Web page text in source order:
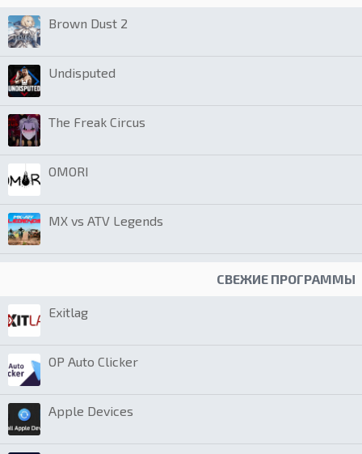
Brown Dust 2
Undisputed
The Freak Circus
OMORI
MX vs ATV Legends
СВЕЖИЕ ПРОГРАММЫ
Exitlag
OP Auto Clicker
Apple Devices